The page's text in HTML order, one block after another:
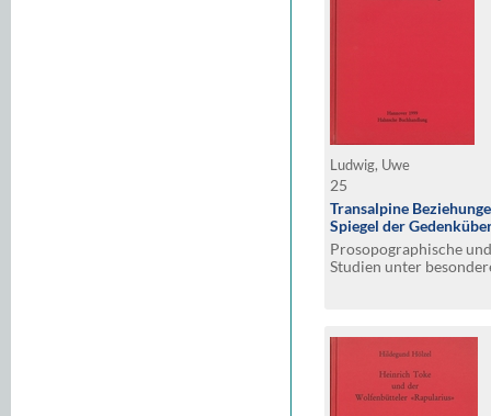
Ludwig, Uwe
25
Transalpine
Spiegel der
Prosopographische
Studien unter